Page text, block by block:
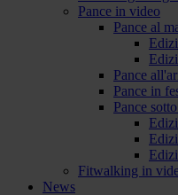
Pance in video
Pance al
Pance
Pance in
Pance
Fitwalking in
News